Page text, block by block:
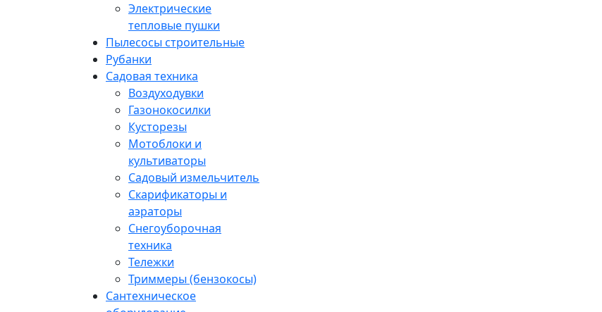
Электрические
тепловые пушки
Пылесосы строительные
Рубанки
Садовая техника
Воздуходувки
Газонокосилки
Кусторезы
Мотоблоки и
культиваторы
Садовый измельчитель
Скарификаторы и
аэраторы
Снегоуборочная
техника
Тележки
Триммеры (бензокосы)
Сантехническое